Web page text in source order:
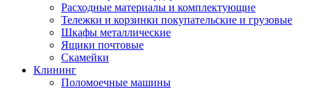
Расходные материалы и комплектующие
Тележки и корзинки покупательские и грузовые
Шкафы металлические
Ящики почтовые
Скамейки
Клининг
Поломоечные машины